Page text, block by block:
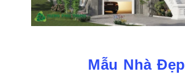
Mẫu Nhà Đẹp